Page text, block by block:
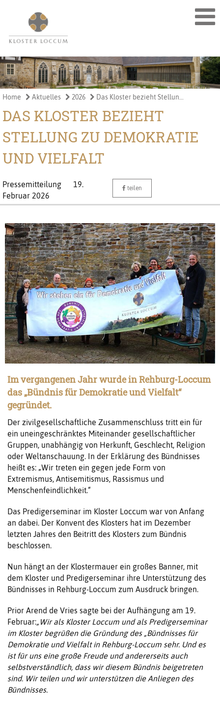
Home Aktuelles 2026 Das Kloster bezieht Stellun...
DAS KLOSTER BEZIEHT
STELLUNG ZU DEMOKRATIE
UND VIELFALT
Pressemitteilung
19.
Februar 2026
teilen
Im vergangenen Jahr wurde in Rehburg-Loccum
das „Bündnis für Demokratie und Vielfalt“
gegründet.
Der zivilgesellschaftliche Zusammenschluss tritt ein für
ein uneingeschränktes Miteinander gesellschaftlicher
Gruppen, unabhängig von Herkunft, Geschlecht, Religion
oder Weltanschauung. In der Erklärung des Bündnisses
heißt es: „Wir treten ein gegen jede Form von
Extremismus, Antisemitismus, Rassismus und
Menschenfeindlichkeit.“
Das Predigerseminar im Kloster Loccum war von Anfang
an dabei. Der Konvent des Klosters hat im Dezember
letzten Jahres den Beitritt des Klosters zum Bündnis
beschlossen.
Nun hängt an der Klostermauer ein großes Banner, mit
dem Kloster und Predigerseminar ihre Unterstützung des
Bündnisses in Rehburg-Loccum zum Ausdruck bringen.
Prior Arend de Vries sagte bei der Aufhängung am 19.
Februar:„Wir als Kloster Loccum und als Predigerseminar
im Kloster begrüßen die Gründung des „Bündnisses für
Demokratie und Vielfalt in Rehburg-Loccum sehr. Und es
ist für uns eine große Freude und andererseits auch
selbstverständlich, dass wir diesem Bündnis beigetreten
sind. Wir teilen und wir unterstützen die Anliegen des
Bündnisses.